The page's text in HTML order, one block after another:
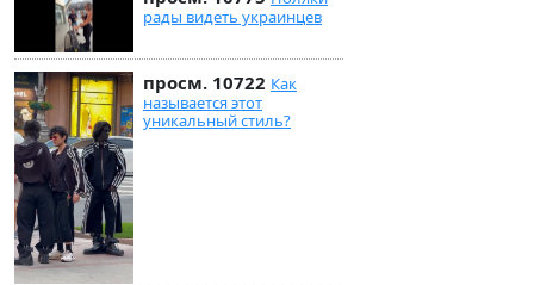
рады видеть украинцев
просм. 10722 Как
называется этот
уникальный стиль?